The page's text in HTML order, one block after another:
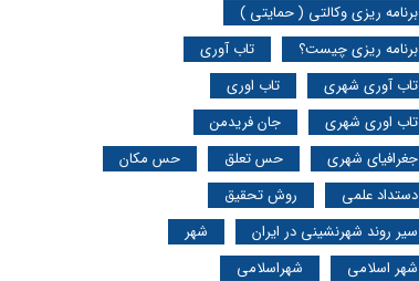
برنامه ریزی وکالتی ( حمایتی )
برنامه ریزی چیست؟
تاب آوری
تاب آوری شهری
تاب اوری
تاب اوری شهری
جان فریدمن
جغرافیای شهری
حس تعلق
حس مکان
دستداد علمی
روش تحقیق
سیر روند شهرنشینی در ایران
شهر
شهر اسلامی
شهراسلامی